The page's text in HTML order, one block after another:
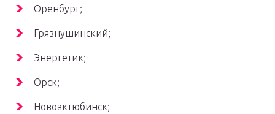
Оренбург;
Грязнушинский;
Энергетик;
Орск;
Новоактюбинск;